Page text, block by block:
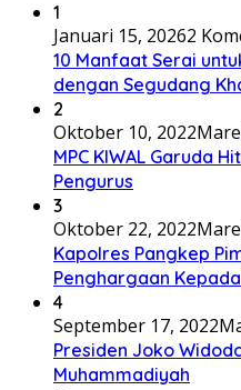
1
Januari 15, 20262
10 Manfaat Serai
dengan Segudang
2
Oktober 10, 2022
MPC KIWAL Garuda
Pengurus
3
Oktober 22, 2022
Kapolres Pangkep
Penghargaan
4
September 17, 2022
Presiden Joko
Muhammadiyah